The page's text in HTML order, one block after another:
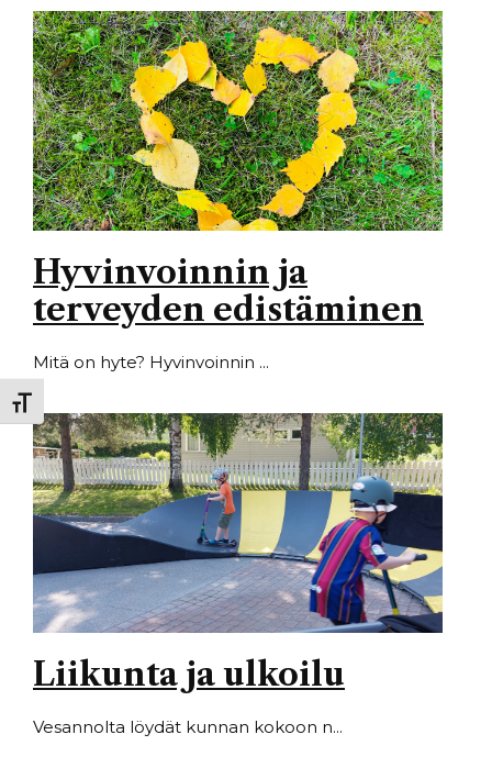
Toggle Font size
Hyvinvoinnin ja
terveyden edistäminen
Mitä on hyte? Hyvinvoinnin ...
Liikunta ja ulkoilu
Vesannolta löydät kunnan kokoon n...